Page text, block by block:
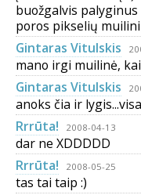
buožgalvis
poros pikselių
Gintaras Vitulskis
mano irgi muilinė,
Gintaras Vitulskis
anoks čia ir
Rrrūta!
2008-04-13
dar ne XDDDDD
Rrrūta!
2008-05-25
tas tai taip :)